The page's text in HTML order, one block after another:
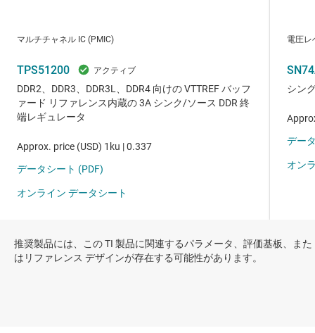
推奨製品には、この TI 製品に関連するパラメータ、評価基板、また
はリファレンス デザインが存在する可能性があります。